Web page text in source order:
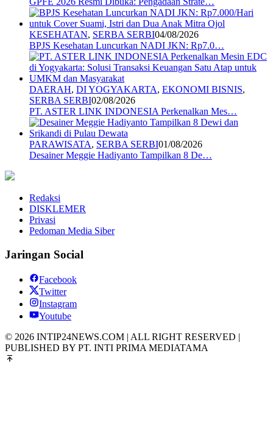
KESEHATAN, SERBA SERBI04/08/2026
BPJS Kesehatan Luncurkan NADI JKN: Rp7.0…
DAERAH, DI YOGYAKARTA, EKONOMI BISNIS,
SERBA SERBI02/08/2026
PT. ASTER LINK INDONESIA Perkenalkan Mes…
PARAWISATA, SERBA SERBI01/08/2026
Desainer Meggie Hadiyanto Tampilkan 8 De…
Redaksi
DISKLEMER
Privasi
Pedoman Media Siber
Jaringan Social
Facebook
Twitter
Instagram
Youtube
© 2026 INTIP24NEWS.COM | ALL RIGHT RESERVED |
PUBLISHED BY PT. INTI PRIMA MEDIATAMA